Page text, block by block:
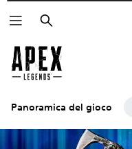
Cerca
Panoramica del gioco